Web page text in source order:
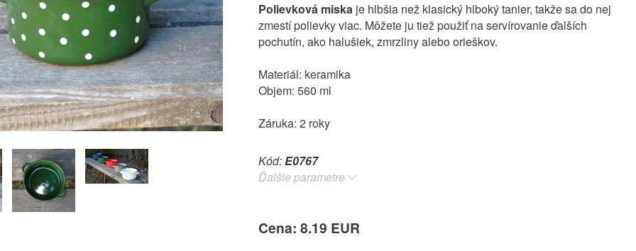
Polievková miska je hlbšia než klasický hlboký tanier, takže sa do nej
zmestí polievky viac. Môžete ju tiež použiť na servírovanie ďalších
pochutín, ako halušiek, zmrzliny alebo orieškov.
Materiál: keramika
Objem: 560 ml
Záruka: 2 roky
Kód:E0767
Ďalšie parametre
Cena: 8.19 EUR